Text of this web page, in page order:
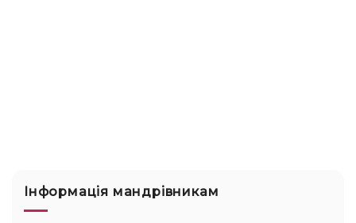
Інформація мандрівникам